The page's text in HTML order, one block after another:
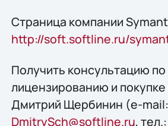
Страница компании
http://soft.softline.ru/
Получить конcультацию по
лицензированию и
Дмитрий Щербинин (e-mail:
DmitrySch@softline.ru, тел.: